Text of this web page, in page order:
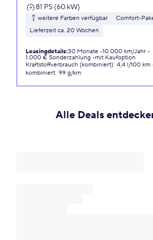
81 PS (60 kW)
weitere Farben verfügbar
Comfort-
Lieferzeit ca. 20 Wochen
Leasingdetails:30 Monate 10.000 km/Jahr
1.000 € Sonderzahlung
mit Kaufoption
Kraftstoffverbrauch (kombiniert): 4,4 l/100 km
kombiniert: 99 g/km
Alle Deals